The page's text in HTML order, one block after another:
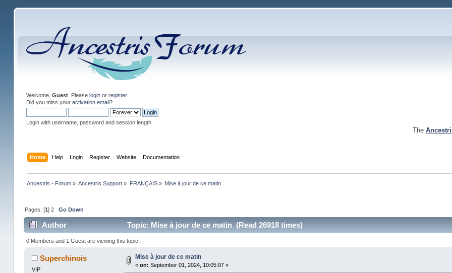
Welcome, Guest. Please loginor register.
Did you miss your activation email?
Login with username, password and session length
The
Home Help Login Register Website Documentation
Ancestris - Forum » Ancestris Support » FRANÇAIS» Mise à jour de ce matin
Pages: [1]2 Go Down
Author Topic: Mise à jour de ce matin (Read 26918 times)
0 Members and 1 Guest are viewing this topic.
Superchinois
VIP
Mise à jour de ce matin
« on: September 01, 2024, 10:05:07 »